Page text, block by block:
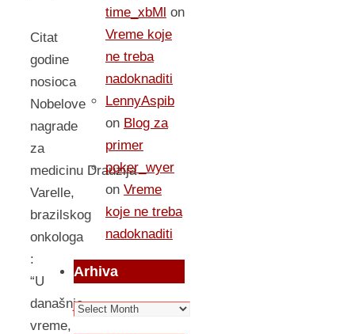
Citat
godine
nosioca
Nobelove
nagrade
za
medicinu Drauzija
Varelle,
brazilskog
onkologa
:
“U
današnje
vreme,
time_xbMl on
Vreme koje
ne treba
nadoknaditi
LennyAspib
on Blog za
primer
poker_wyer
on Vreme
koje ne treba
nadoknaditi
Arhiva
Arhiva